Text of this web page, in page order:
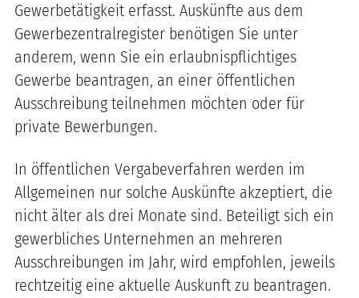
Gewerbetätigkeit erfasst. Auskünfte aus dem
Gewerbezentralregister benötigen Sie unter
anderem, wenn Sie ein erlaubnispflichtiges
Gewerbe beantragen, an einer öffentlichen
Ausschreibung teilnehmen möchten oder für
private Bewerbungen.
In öffentlichen Vergabeverfahren werden im
Allgemeinen nur solche Auskünfte akzeptiert, die
nicht älter als drei Monate sind. Beteiligt sich ein
gewerbliches Unternehmen an mehreren
Ausschreibungen im Jahr, wird empfohlen, jeweils
rechtzeitig eine aktuelle Auskunft zu beantragen.